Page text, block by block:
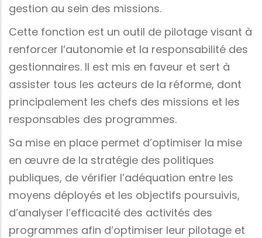
gestion au sein des missions.
Cette fonction est un outil de pilotage visant à
renforcer l’autonomie et la responsabilité des
gestionnaires. Il est mis en faveur et sert à
assister tous les acteurs de la réforme, dont
principalement les chefs des missions et les
responsables des programmes.
Sa mise en place permet d’optimiser la mise
en œuvre de la stratégie des politiques
publiques, de vérifier l’adéquation entre les
moyens déployés et les objectifs poursuivis,
d’analyser l’efficacité des activités des
programmes afin d’optimiser leur pilotage et